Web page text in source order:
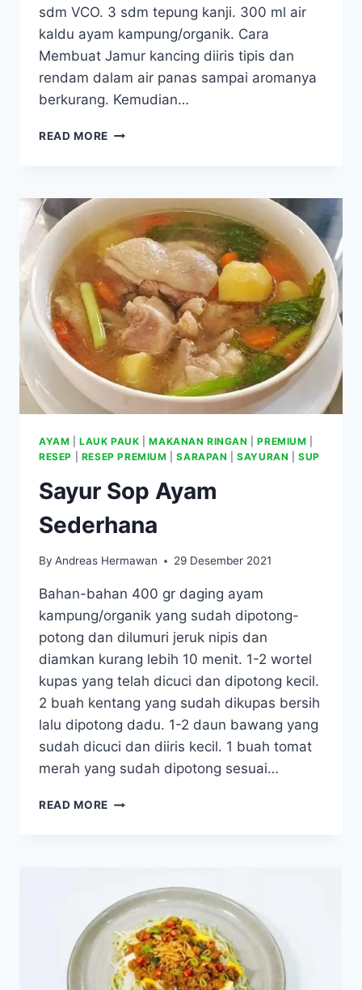
sdm VCO. 3 sdm tepung kanji. 300 ml air
kaldu ayam kampung/organik. Cara
Membuat Jamur kancing diiris tipis dan
rendam dalam air panas sampai aromanya
berkurang. Kemudian…
READ MORE SUP
AYAM |LAUK PAUK |MAKANAN RINGAN |PREMIUM
RESEP
RESEP PREMIUM |SARAPAN |SAYURAN |SUP
Sayur Sop Ayam
Sederhana
By Andreas Hermawan 29 Desember 2021
Bahan-bahan 400 gr daging ayam
kampung/organik yang sudah dipotong-
potong dan dilumuri jeruk nipis dan
diamkan kurang lebih 10 menit. 1-2 wortel
kupas yang telah dicuci dan dipotong kecil.
2 buah kentang yang sudah dikupas bersih
lalu dipotong dadu. 1-2 daun bawang yang
sudah dicuci dan diiris kecil. 1 buah tomat
merah yang sudah dipotong sesuai…
READ MORE SAYUR